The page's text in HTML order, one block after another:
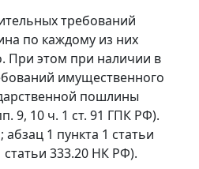
требований
по каждому из них
При этом при наличии в
имущественного
пошлины
9, 10 ч. 1 ст. 91 ГПК РФ).
1 пункта 1 статьи
статьи 333.20 НК РФ).